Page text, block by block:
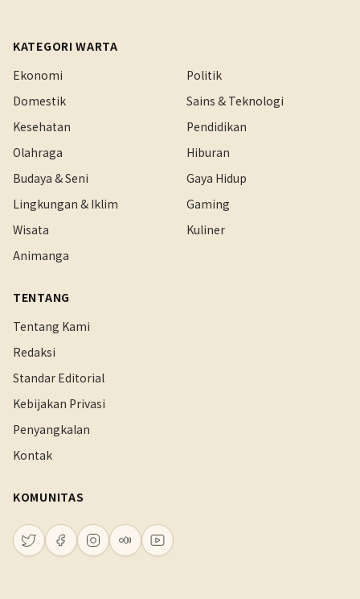
KATEGORI WARTA
Ekonomi
Politik
Domestik
Sains & Teknologi
Kesehatan
Pendidikan
Olahraga
Hiburan
Budaya & Seni
Gaya Hidup
Lingkungan & Iklim
Gaming
Wisata
Kuliner
Animanga
TENTANG
Tentang Kami
Redaksi
Standar Editorial
Kebijakan Privasi
Penyangkalan
Kontak
KOMUNITAS